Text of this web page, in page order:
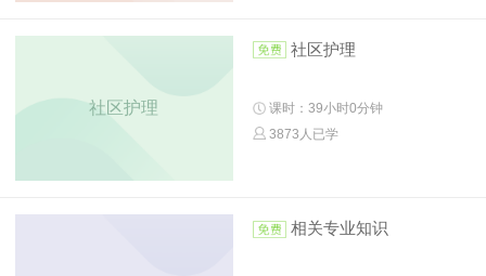
社区护理
社区护理
课时：39小时0分钟
3873人已学
相关专业知识